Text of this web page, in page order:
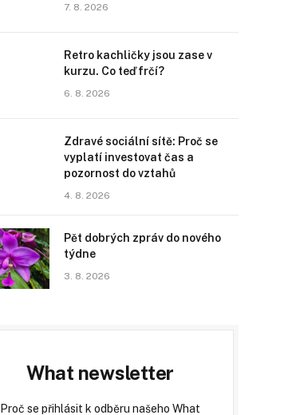
7. 8. 2026
Retro kachličky jsou zase v
kurzu. Co teď frčí?
6. 8. 2026
Zdravé sociální sítě: Proč se
vyplatí investovat čas a
pozornost do vztahů
4. 8. 2026
Pět dobrých zpráv do nového
týdne
3. 8. 2026
What newsletter
Proč se přihlásit k odběru našeho What